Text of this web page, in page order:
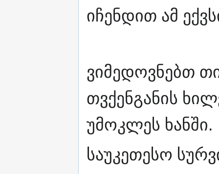
იჩენდით ამ
ვიმედოვნებთ
თვქენგანის
უმოკლეს ხანში.
საუკეთესო